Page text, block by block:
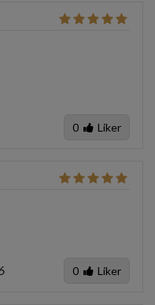
0 Liker
0 Liker